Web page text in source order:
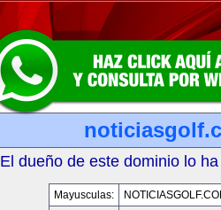
El dueño de este dominio lo
Mayusculas: